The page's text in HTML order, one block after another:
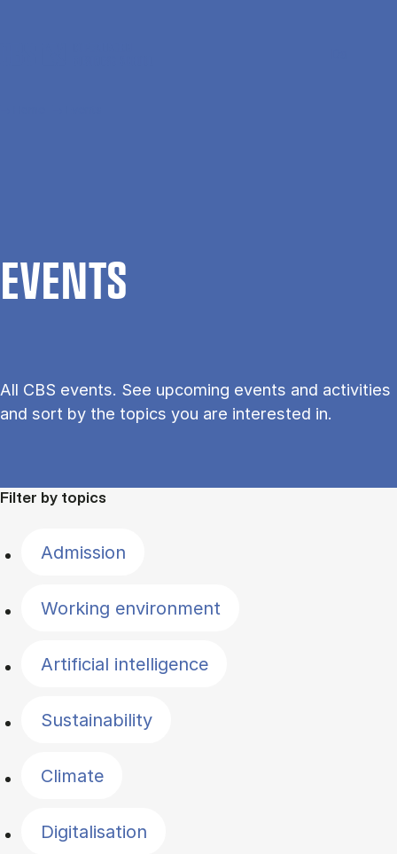
EVENTS
All CBS events. See upcoming events and activities
and sort by the topics you are interested in.
Filter by topics
Admission
Working environment
Artificial intelligence
Sustainability
Climate
Digitalisation